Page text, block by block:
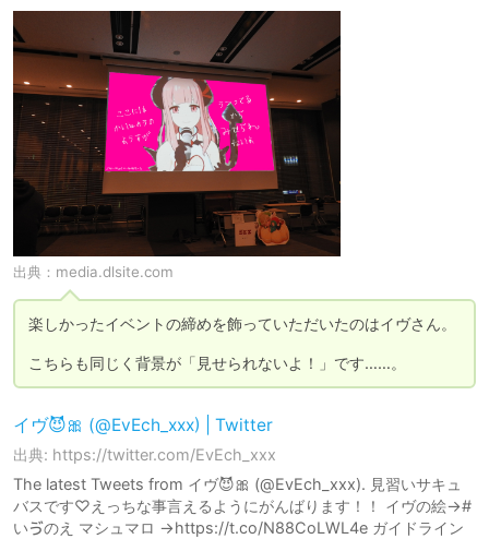
出典： media.dlsite.com
楽しかったイベントの締めを飾っていただいたのはイヴさん。
こちらも同じく背景が「見せられないよ！」です……。
イヴ😈🎀 (@EvEch_xxx) | Twitter
出典: https://twitter.com/EvEch_xxx
The latest Tweets from イヴ😈🎀 (@EvEch_xxx). 見習いサキュ
バスです♡えっちな事言えるようにがんばります！！ イヴの絵→#
いゔのえ マシュマロ →https://t.co/N88CoLWL4e ガイドライン